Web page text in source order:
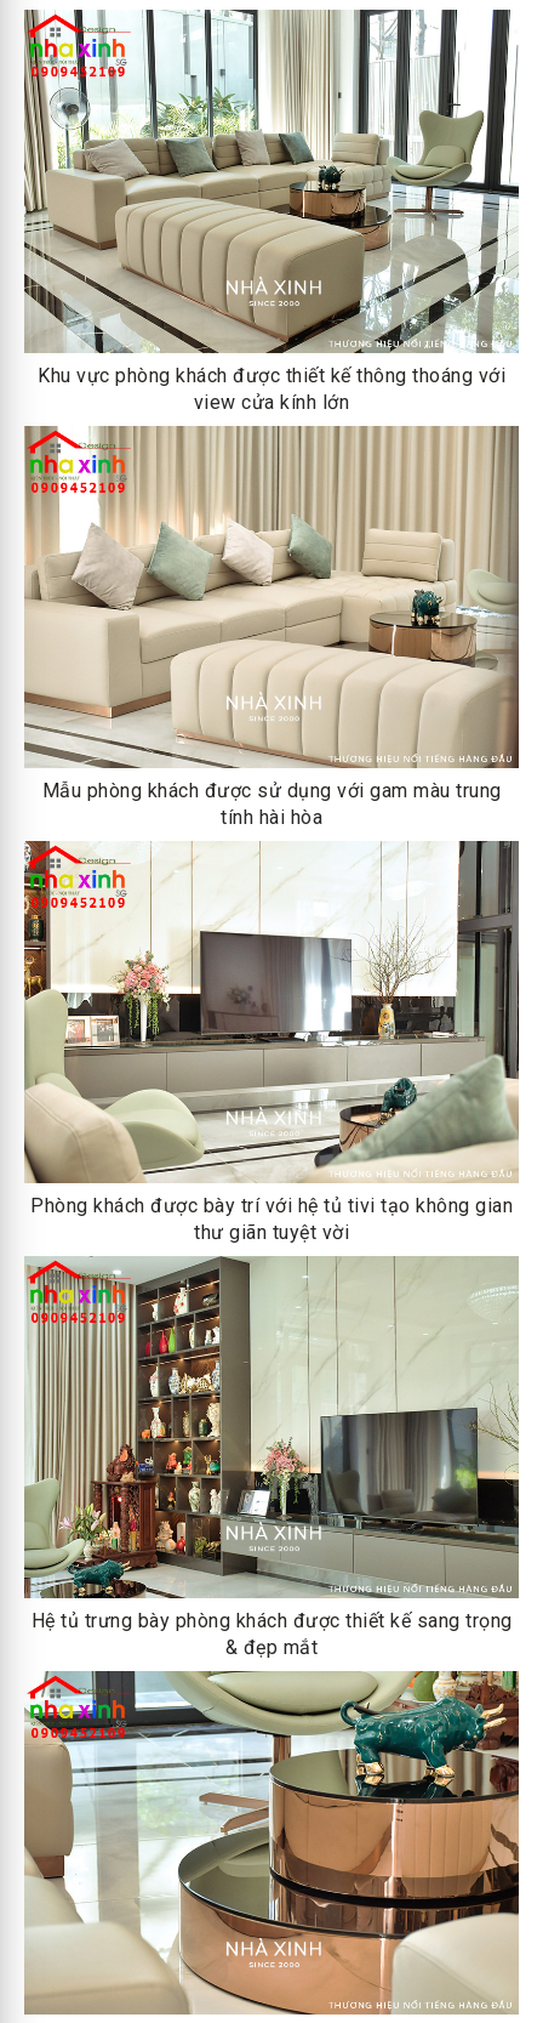
Khu vực phòng khách được thiết kế thông thoáng với
view cửa kính lớn
Mẫu phòng khách được sử dụng với gam màu trung
tính hài hòa
Phòng khách được bày trí với hệ tủ tivi tạo không gian
thư giãn tuyệt vời
Hệ tủ trưng bày phòng khách được thiết kế sang trọng
& đẹp mắt